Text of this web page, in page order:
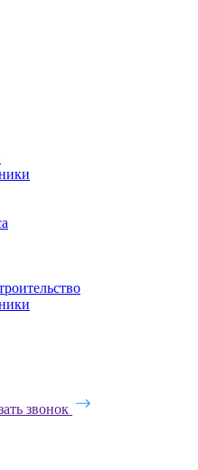
звонок